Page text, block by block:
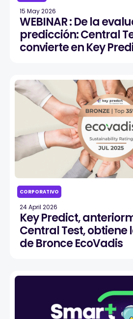
15 May 2026
WEBINAR : De la
predicción: Central
convierte en Key
CORPORATIVO
24 April 2026
Key Predict,
Central Test, obtiene
de Bronce EcoVadis